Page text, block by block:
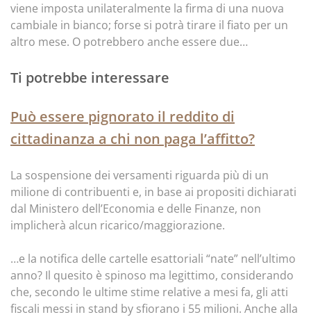
viene imposta unilateralmente la firma di una nuova
cambiale in bianco; forse si potrà tirare il fiato per un
altro mese. O potrebbero anche essere due…
Ti potrebbe interessare
Può essere pignorato il reddito di
cittadinanza a chi non paga l’affitto?
La sospensione dei versamenti riguarda più di un
milione di contribuenti e, in base ai propositi dichiarati
dal Ministero dell’Economia e delle Finanze, non
implicherà alcun ricarico/maggiorazione.
…e la notifica delle cartelle esattoriali “nate” nell’ultimo
anno? Il quesito è spinoso ma legittimo, considerando
che, secondo le ultime stime relative a mesi fa, gli atti
fiscali messi in stand by sfiorano i 55 milioni. Anche alla